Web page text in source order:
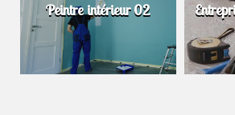
Peintre intérieur 02